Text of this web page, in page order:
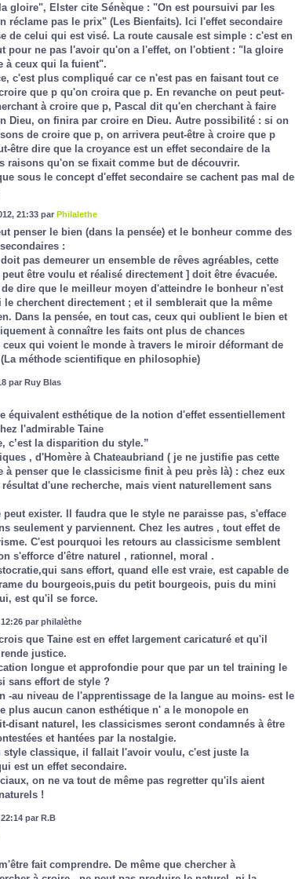
gloire", Elster cite Sénèque : "On est poursuivi par les
réclame pas le prix" (Les Bienfaits). Ici l'effet secondaire
de celui qui est visé. La route causale est simple : c'est en
pour ne pas l'avoir qu'on a l'effet, on l'obtient : "la gloire
à ceux qui la fuient".
c'est plus compliqué car ce n'est pas en faisant tout ce
que p qu'on croira que p. En revanche on peut peut-
à croire que p, Pascal dit qu'en cherchant à faire
Dieu, on finira par croire en Dieu. Autre possibilité : si on
de croire que p, on arrivera peut-être à croire que p
être dire que la croyance est un effet secondaire de la
raisons qu'on se fixait comme but de découvrir.
sous le concept d'effet secondaire se cachent pas mal de
21:33 par Philalethe
penser le bien (dans la pensée) et le bonheur comme des
:
pas demeurer un ensemble de rêves agréables, cette
être voulu et réalisé directement ] doit être évacuée.
dire que le meilleur moyen d'atteindre le bonheur n'est
le cherchent directement ; et il semblerait que la même
Dans la pensée, en tout cas, ceux qui oublient le bien et
à connaître les faits ont plus de chances
qui voient le monde à travers le miroir déformant de
méthode scientifique en philosophie)
par Ruy Blas
équivalent esthétique de la notion d'effet essentiellement
l'admirable Taine
c’est la disparition du style.”
, d'Homère à Chateaubriand ( je ne justifie pas cette
à penser que le classicisme finit à peu près là) : chez eux
d'une recherche, mais vient naturellement sans
exister. Il faudra que le style ne paraisse pas, s'efface
seulement y parviennent. Chez les autres , tout effet de
C'est pourquoi les retours au classicisme semblent
s'efforce d'être naturel , rationnel, moral .
sans effort, quand elle est vraie, est capable de
du bourgeois,puis du petit bourgeois, puis du mini
est qu'il se force.
par philalèthe
que Taine est en effet largement caricaturé et qu'il
justice.
longue et approfondie pour que par un tel training le
sans effort de style ?
-au niveau de l'apprentissage de la langue au moins- est le
plus aucun canon esthétique n' a le monopole en
disant naturel, les classicismes seront condamnés à être
et hantées par la nostalgie.
classique, il fallait l'avoir voulu, c'est juste la
est un effet secondaire.
on ne va tout de même pas regretter qu'ils aient
!
par R.B
fait comprendre. De même que chercher à